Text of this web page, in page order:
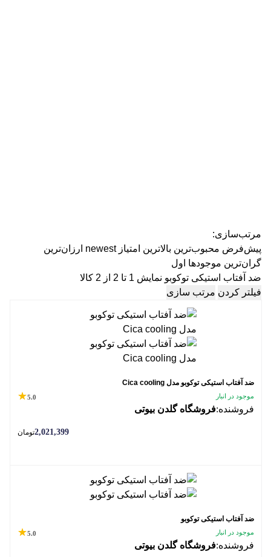
مرتب‌سازی:
پیش‌فرض محبوب‌ترین بالاترین امتیاز newest ارزان‌ترین
گران‌ترین موجودها اول
ضد آفتاب استیکی توکوبو نمایش 1 تا 2 از 2 کالا
فیلتر کردن مرتب سازی
ضد آفتاب استیکی توکوبو مدل Cica cooling
موجود در انبار 5.0
فروشنده:فروشگاه گلدن بیوتی
2,021,399تومان
ضد آفتاب استیکی توکوبو
موجود در انبار 5.0
فروشنده:فروشگاه گلدن بیوتی